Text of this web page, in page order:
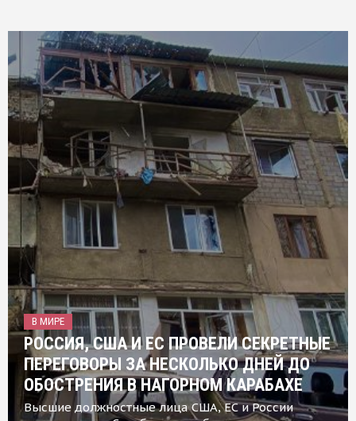
В МИРЕ
РОССИЯ, США И ЕС ПРОВЕЛИ СЕКРЕТНЫЕ
ПЕРЕГОВОРЫ ЗА НЕСКОЛЬКО ДНЕЙ ДО
ОБОСТРЕНИЯ В НАГОРНОМ КАРАБАХЕ
Высшие должностные лица США, ЕС и России